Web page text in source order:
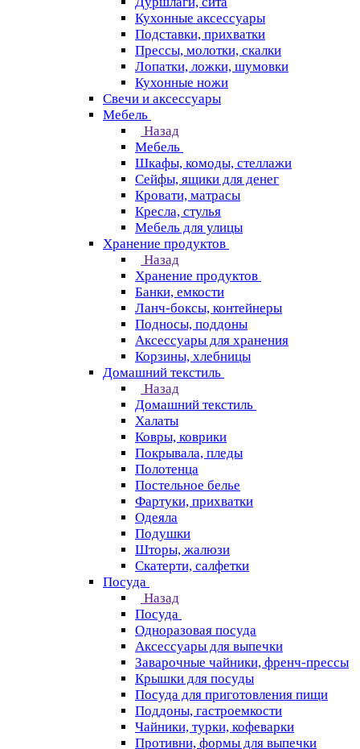
Кухонные аксессуары
Подставки, прихватки
Прессы, молотки, скалки
Лопатки, ложки, шумовки
Кухонные ножи
Свечи и аксессуары
Мебель
Назад
Мебель
Шкафы, комоды, стеллажи
Сейфы, ящики для денег
Кровати, матрасы
Кресла, стулья
Мебель для улицы
Хранение продуктов
Назад
Хранение продуктов
Банки, емкости
Ланч-боксы, контейнеры
Подносы, поддоны
Аксессуары для хранения
Корзины, хлебницы
Домашний текстиль
Назад
Домашний текстиль
Халаты
Ковры, коврики
Покрывала, пледы
Полотенца
Постельное белье
Фартуки, прихватки
Одеяла
Подушки
Шторы, жалюзи
Скатерти, салфетки
Посуда
Назад
Посуда
Одноразовая посуда
Аксессуары для выпечки
Заварочные чайники, френч-прессы
Крышки для посуды
Посуда для приготовления пищи
Поддоны, гастроемкости
Чайники, турки, кофеварки
Противни, формы для выпечки